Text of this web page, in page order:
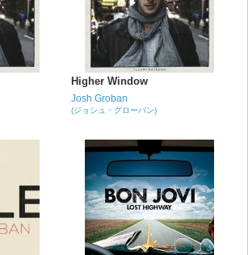
Higher Window
Josh Groban
(ジョシュ・グローバン)